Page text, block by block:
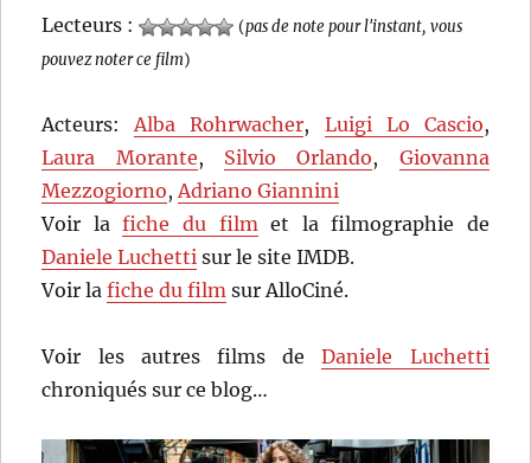
Lecteurs : (pas de note pour l'instant, vous
pouvez noter ce film)
Acteurs:Alba Rohrwacher, Luigi Lo Cascio,
Laura Morante, Silvio Orlando, Giovanna
Mezzogiorno,Adriano Giannini
Voir lafiche du filmet la filmographie de
Daniele Luchetti sur le site IMDB.
Voir lafiche du film sur AlloCiné.
Voir les autres films deDaniele Luchetti
chroniqués sur ce blog…